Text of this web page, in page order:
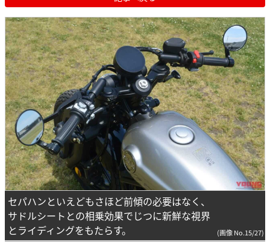
セパハンといえどもさほど前傾の必要はなく、
サドルシートとの相乗効果でじつに新鮮な視界
とライディングをもたらす。
(画像 No.15/27)